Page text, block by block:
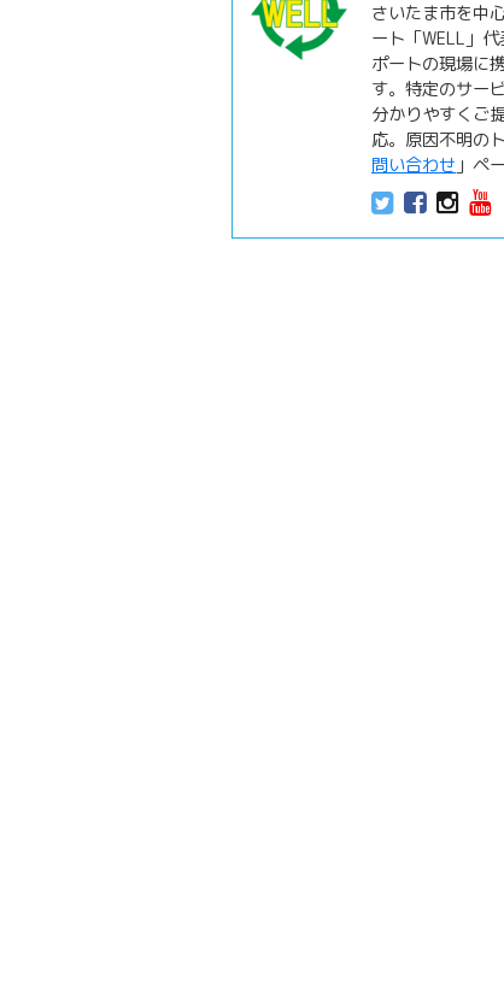
さいたま市を中
ート「WELL」
ポートの現場に
す。特定のサー
分かりやすくご
応。原因不明の
問い合わせ 」ペ